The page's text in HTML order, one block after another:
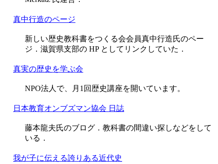
真中行造のページ
新しい歴史教科書をつくる会会員真中行造氏のペー
ジ．滋賀県支部の HP としてリンクしていた．
真実の歴史を学ぶ会
NPO法人で、月1回歴史講座を開いています。
日本教育オンブズマン協会 日誌
藤本龍夫氏のブログ．教科書の間違い探しなどをして
いる．
我が子に伝える誇りある近代史